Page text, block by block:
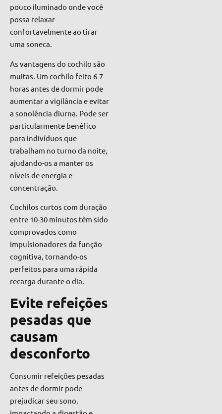
pouco iluminado onde você
possa relaxar
confortavelmente ao tirar
uma soneca.
As vantagens do cochilo são
muitas. Um cochilo feito 6-7
horas antes de dormir pode
aumentar a vigilância e evitar
a sonolência diurna. Pode ser
particularmente benéfico
para indivíduos que
trabalham no turno da noite,
ajudando-os a manter os
níveis de energia e
concentração.
Cochilos curtos com duração
entre 10-30 minutos têm sido
comprovados como
impulsionadores da função
cognitiva, tornando-os
perfeitos para uma rápida
recarga durante o dia.
Evite refeições
pesadas que
causam
desconforto
Consumir refeições pesadas
antes de dormir pode
prejudicar seu sono,